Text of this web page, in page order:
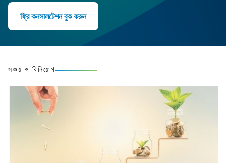
ফ্রি কনসালটেশন বুক করুন
সঞ্চয় ও বিনিয়োগ